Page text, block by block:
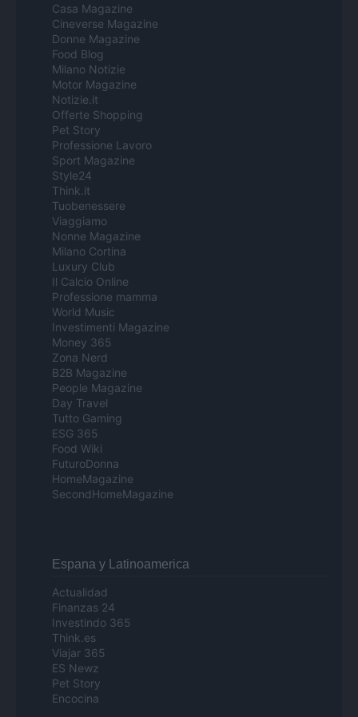
Casa Magazine
Cineverse Magazine
Donne Magazine
Food Blog
Milano Notizie
Motor Magazine
Notizie.it
Offerte Shopping
Pet Story
Professione Lavoro
Sport Magazine
Style24
Think.it
Tuobenessere
Viaggiamo
Nonne Magazine
Milano Cortina
Luxury Club
Il Calcio Online
Professione mamma
World Music
Investimenti Magazine
Money 365
Zona Nerd
B2B Magazine
People Magazine
Day Travel
Tutto Gaming
ESG 365
Food Wiki
FuturoDonna
HomeMagazine
SecondHomeMagazine
Espana y Latinoamerica
Actualidad
Finanzas 24
Investindo 365
Think.es
Viajar 365
ES Newz
Pet Story
Encocina